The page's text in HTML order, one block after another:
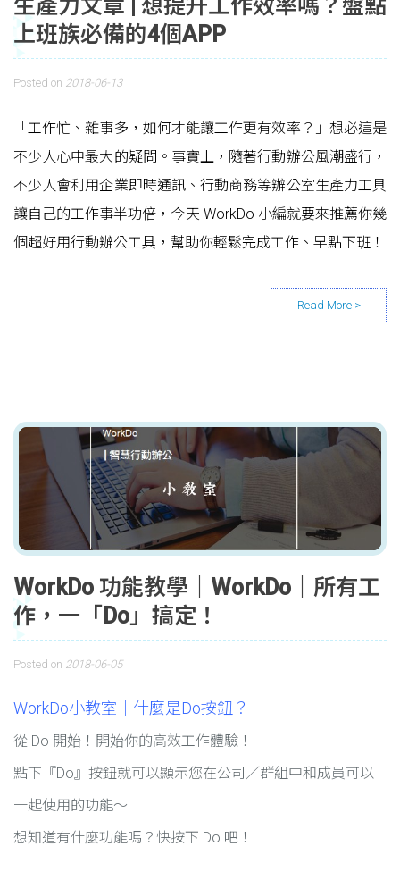
生產力文章 | 想提升工作效率嗎？盤點
上班族必備的4個APP
Posted on 2018-06-13
「工作忙、雜事多，如何才能讓工作更有效率？」想必這是
不少人心中最大的疑問。事實上，隨著行動辦公風潮盛行，
不少人會利用企業即時通訊、行動商務等辦公室生產力工具
讓自己的工作事半功倍，今天 WorkDo 小編就要來推薦你幾
個超好用行動辦公工具，幫助你輕鬆完成工作、早點下班！
WorkDo 功能教學｜WorkDo｜所有工
作，一「Do」搞定！
Posted on 2018-06-05
WorkDo小教室｜什麼是Do按鈕？
從 Do 開始！開始你的高效工作體驗！
點下『Do』按鈕就可以顯示您在公司／群組中和成員可以
一起使用的功能～
想知道有什麼功能嗎？快按下 Do 吧！